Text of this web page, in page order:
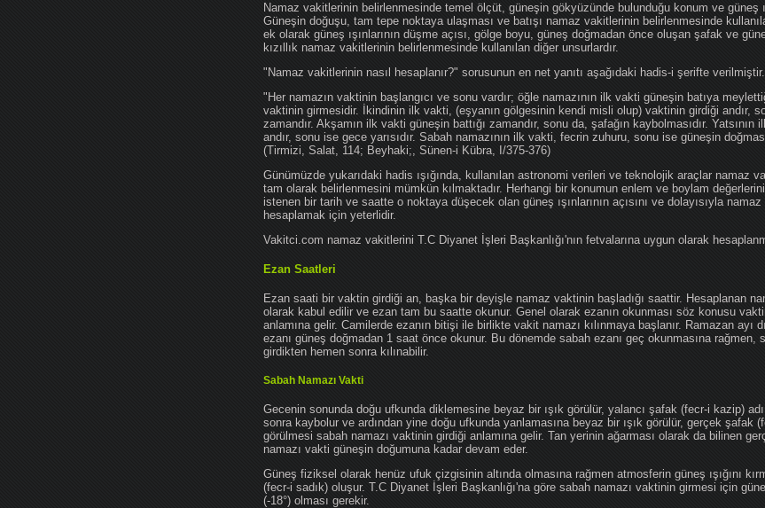
Namaz vakitlerinin belirlenmesinde temel ölçüt, güneşin gökyüzünde bulunduğu konum ve güneş
Güneşin doğuşu, tam tepe noktaya ulaşması ve batışı namaz vakitlerinin belirlenmesinde
ek olarak güneş ışınlarının düşme açısı, gölge boyu, güneş doğmadan önce oluşan şafak ve
kızıllık namaz vakitlerinin belirlenmesinde kullanılan diğer unsurlardır.
"Namaz vakitlerinin nasıl hesaplanır?" sorusunun en net yanıtı aşağıdaki hadis-i şerifte verilmiştir.
"Her namazın vaktinin başlangıcı ve sonu vardır; öğle namazının ilk vakti güneşin batıya
vaktinin girmesidir. İkindinin ilk vakti, (eşyanın gölgesinin kendi misli olup) vaktinin girdiği andır,
zamandır. Akşamın ilk vakti güneşin battığı zamandır, sonu da, şafağın kaybolmasıdır.
andır, sonu ise gece yarısıdır. Sabah namazının ilk vakti, fecrin zuhuru, sonu ise güneşin
(Tirmizi, Salat, 114; Beyhaki;, Sünen-i Kübra, I/375-376)
Günümüzde yukarıdaki hadis ışığında, kullanılan astronomi verileri ve teknolojik araçlar namaz
tam olarak belirlenmesini mümkün kılmaktadır. Herhangi bir konumun enlem ve boylam
istenen bir tarih ve saatte o noktaya düşecek olan güneş ışınlarının açısını ve dolayısıyla
hesaplamak için yeterlidir.
Vakitci.com namaz vakitlerini T.C Diyanet İşleri Başkanlığı'nın fetvalarına uygun olarak
Ezan Saatleri
Ezan saati bir vaktin girdiği an, başka bir deyişle namaz vaktinin başladığı saattir. Hesaplanan
olarak kabul edilir ve ezan tam bu saatte okunur. Genel olarak ezanın okunması söz konusu
anlamına gelir. Camilerde ezanın bitişi ile birlikte vakit namazı kılınmaya başlanır. Ramazan ayı
ezanı güneş doğmadan 1 saat önce okunur. Bu dönemde sabah ezanı geç okunmasına rağmen,
girdikten hemen sonra kılınabilir.
Sabah Namazı Vakti
Gecenin sonunda doğu ufkunda diklemesine beyaz bir ışık görülür, yalancı şafak (fecr-i kazip)
sonra kaybolur ve ardından yine doğu ufkunda yanlamasına beyaz bir ışık görülür, gerçek şafak
görülmesi sabah namazı vaktinin girdiği anlamına gelir. Tan yerinin ağarması olarak da bilinen
namazı vakti güneşin doğumuna kadar devam eder.
Güneş fiziksel olarak henüz ufuk çizgisinin altında olmasına rağmen atmosferin güneş ışığını
(fecr-i sadık) oluşur. T.C Diyanet İşleri Başkanlığı'na göre sabah namazı vaktinin girmesi için
(-18°) olması gerekir.